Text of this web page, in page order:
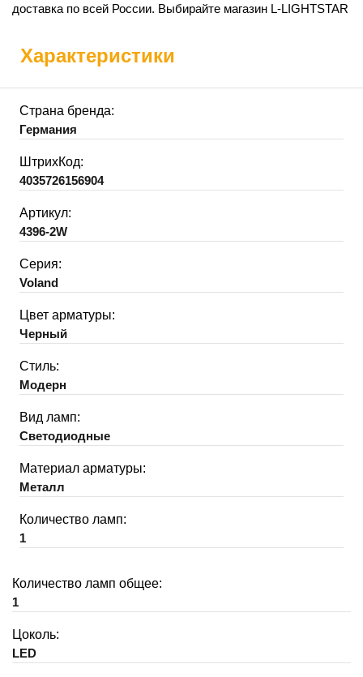
доставка по всей России. Выбирайте магазин L-LIGHTSTAR
Характеристики
Страна бренда:
Германия
ШтрихКод:
4035726156904
Артикул:
4396-2W
Серия:
Voland
Цвет арматуры:
Черный
Стиль:
Модерн
Вид ламп:
Светодиодные
Материал арматуры:
Металл
Количество ламп:
1
Количество ламп общее:
1
Цоколь:
LED